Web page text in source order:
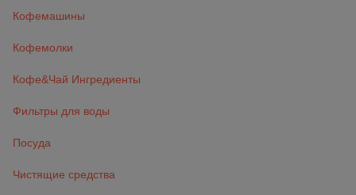
Кофемашины
Кофемолки
Кофе&Чай Ингредиенты
Фильтры для воды
Посуда
Чистящие средства